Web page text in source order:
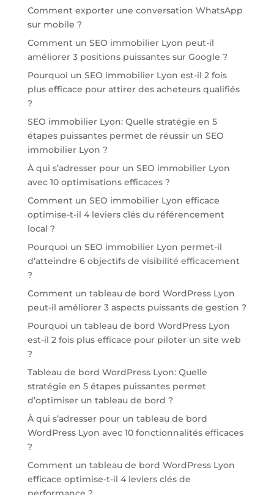
Comment exporter une conversation WhatsApp
sur mobile ?
Comment un SEO immobilier Lyon peut-il
améliorer 3 positions puissantes sur Google ?
Pourquoi un SEO immobilier Lyon est-il 2 fois
plus efficace pour attirer des acheteurs qualifiés
?
SEO immobilier Lyon: Quelle stratégie en 5
étapes puissantes permet de réussir un SEO
immobilier Lyon ?
À qui s’adresser pour un SEO immobilier Lyon
avec 10 optimisations efficaces ?
Comment un SEO immobilier Lyon efficace
optimise-t-il 4 leviers clés du référencement
local ?
Pourquoi un SEO immobilier Lyon permet-il
d’atteindre 6 objectifs de visibilité efficacement
?
Comment un tableau de bord WordPress Lyon
peut-il améliorer 3 aspects puissants de gestion ?
Pourquoi un tableau de bord WordPress Lyon
est-il 2 fois plus efficace pour piloter un site web
?
Tableau de bord WordPress Lyon: Quelle
stratégie en 5 étapes puissantes permet
d’optimiser un tableau de bord ?
À qui s’adresser pour un tableau de bord
WordPress Lyon avec 10 fonctionnalités efficaces
?
Comment un tableau de bord WordPress Lyon
efficace optimise-t-il 4 leviers clés de